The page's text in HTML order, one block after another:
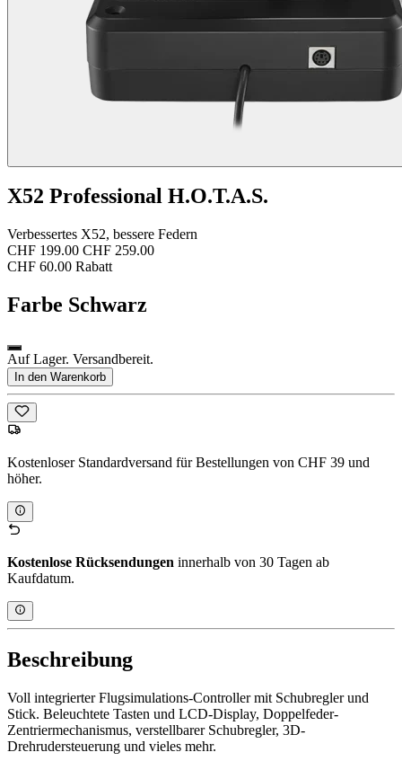
X52 Professional H.O.T.A.S.
Verbessertes X52, bessere Federn
CHF 199.00 CHF 259.00
CHF 60.00 Rabatt
Farbe Schwarz
Auf Lager. Versandbereit.
In den Warenkorb
Kostenloser Standardversand für Bestellungen von CHF 39 und
höher.
Kostenlose Rücksendungen innerhalb von 30 Tagen ab
Kaufdatum.
Beschreibung
Voll integrierter Flugsimulations-Controller mit Schubregler und
Stick. Beleuchtete Tasten und LCD-Display, Doppelfeder-
Zentriermechanismus, verstellbarer Schubregler, 3D-
Drehrudersteuerung und vieles mehr.